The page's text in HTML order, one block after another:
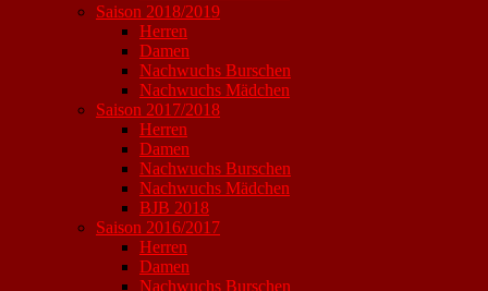
Saison 2018/2019
Herren
Damen
Nachwuchs Burschen
Nachwuchs Mädchen
Saison 2017/2018
Herren
Damen
Nachwuchs Burschen
Nachwuchs Mädchen
BJB 2018
Saison 2016/2017
Herren
Damen
Nachwuchs Burschen